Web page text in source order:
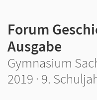
Forum
Ausgabe
Gymnasium
2019 · 9.